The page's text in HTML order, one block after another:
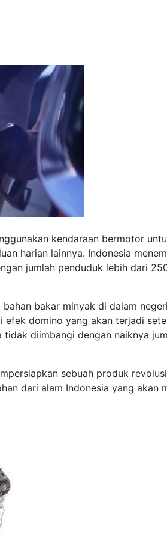
kendaraan bermotor
harian lainnya. Indonesia
jumlah penduduk lebih dari
bakar minyak di dalam
domino yang akan terjadi
diimbangi dengan naiknya
sebuah produk
dari alam Indonesia yang akan